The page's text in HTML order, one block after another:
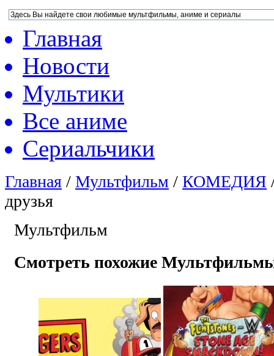
Главная
Новости
Мультики
Все аниме
Сериальчики
Главная / Мультфильм / КОМЕДИЯ
друзья
Мультфильм
Смотреть похожие